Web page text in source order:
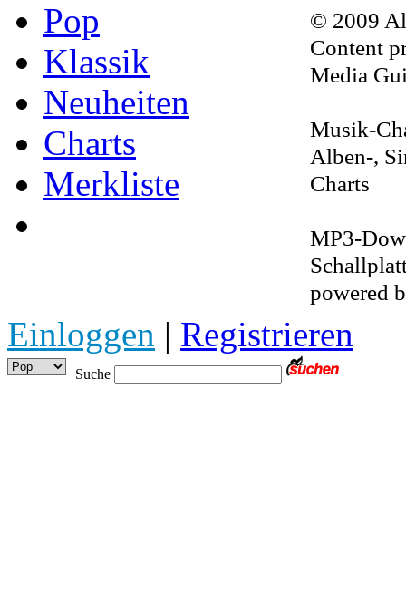
© 2009
Content
Media
Musik-
Alben-,
Charts
MP3-
powered
Pop
Klassik
Neuheiten
Charts
Merkliste
Einloggen | Registrieren
Suche